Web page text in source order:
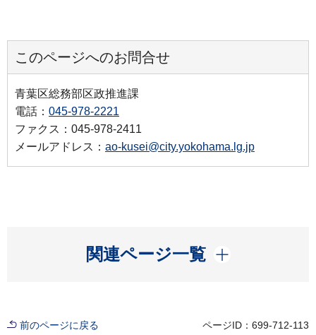
このページへのお問合せ
青葉区総務部区政推進課
電話： 045-978-2221
ファクス：045-978-2411
メールアドレス： ao-kusei@city.yokohama.lg.jp
関連ページ一覧
開く
前のページに戻る ページID：699-712-113